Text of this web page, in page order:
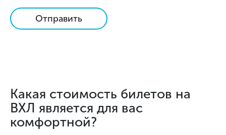
Отправить
Какая стоимость билетов на
ВХЛ является для вас
комфортной?